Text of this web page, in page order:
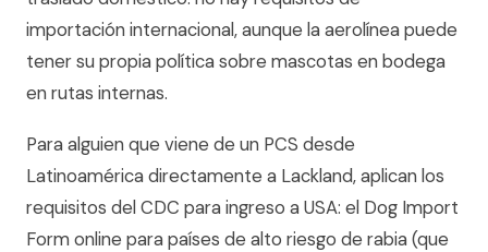
importación internacional, aunque la aerolínea puede
tener su propia política sobre mascotas en bodega
en rutas internas.
Para alguien que viene de un PCS desde
Latinoamérica directamente a Lackland, aplican los
requisitos del CDC para ingreso a USA: el Dog Import
Form online para países de alto riesgo de rabia (que